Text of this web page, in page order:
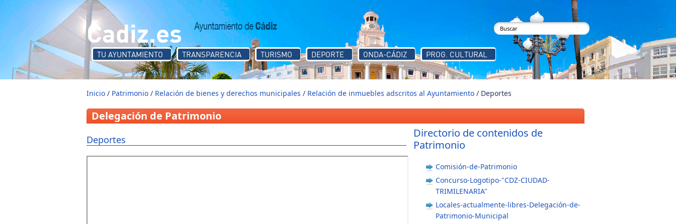
Pasar al contenido principal
Cadiz.es Formulario de búsqueda
TU AYUNTAMIENTO TRANSPARENCIA TURISMO DEPORTE ONDA-CÁDIZ PROG. CULTURAL
Inicio / Patrimonio / Relación de bienes y derechos municipales / Relación de inmuebles adscritos al Ayuntamiento / Deportes
Delegación de Patrimonio
Deportes
Directorio de contenidos de
Patrimonio
Comisión-de-Patrimonio
Concurso-Logotipo-"CDZ-CIUDAD-
TRIMILENARIA"
Locales-actualmente-libres-Delegación-de-
Patrimonio-Municipal